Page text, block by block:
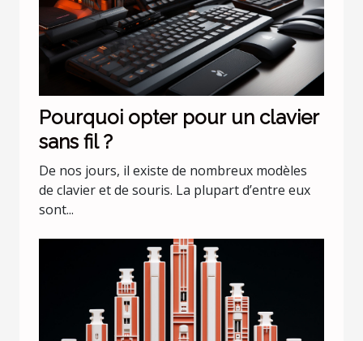
Pourquoi opter pour un clavier
sans fil ?
De nos jours, il existe de nombreux modèles
de clavier et de souris. La plupart d’entre eux
sont...